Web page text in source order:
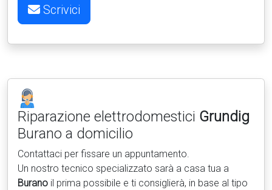
Scrivici
Riparazione elettrodomestici Grundig
Burano a domicilio
Contattaci per fissare un appuntamento.
Un nostro tecnico specializzato sarà a casa tua a
Burano il prima possibile e ti consiglierà, in base al tipo